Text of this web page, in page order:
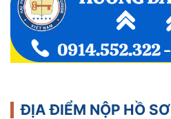
ĐỊA ĐIỂM NỘP HỒ SƠ